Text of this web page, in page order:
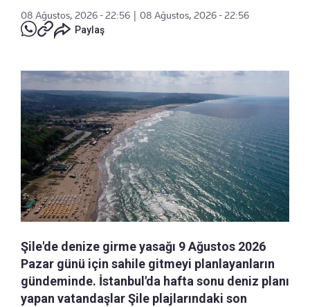
08 Ağustos, 2026 - 22:56
08 Ağustos, 2026 - 22:56
Paylaş
Şile'de denize girme yasağı 9 Ağustos 2026
Pazar günü için sahile gitmeyi planlayanların
gündeminde. İstanbul'da hafta sonu deniz planı
yapan vatandaşlar Şile plajlarındaki son